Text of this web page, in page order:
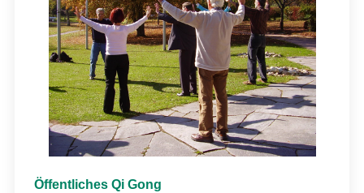
Öffentliches Qi Gong